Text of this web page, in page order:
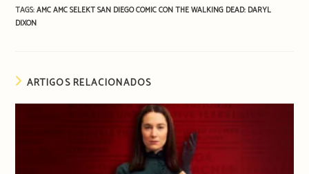
TAGS:AMCAMC SELEKTSAN DIEGO COMIC CONTHE WALKING DEAD: DARYL
DIXON
ARTIGOS RELACIONADOS